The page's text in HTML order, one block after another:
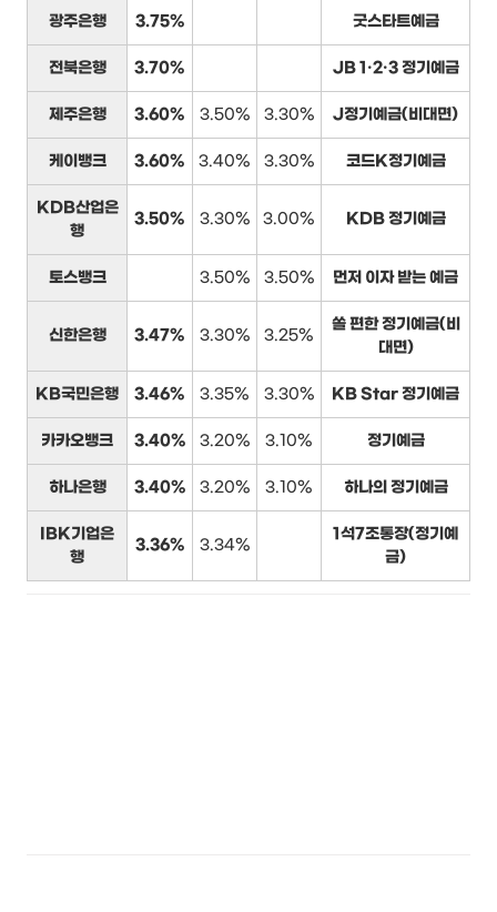
광주은행 3.75% 굿스타트예금
전북은행 3.70% JB 1·2·3 정기예금
제주은행 3.60% 3.50% 3.30% J정기예금(비대면)
케이뱅크 3.60% 3.40% 3.30% 코드K정기예금
KDB산업은
행
3.50% 3.30% 3.00% KDB 정기예금
토스뱅크 3.50% 3.50% 먼저 이자 받는 예금
신한은행 3.47% 3.30% 3.25%
쏠 편한 정기예금(비
대면)
KB국민은행 3.46% 3.35% 3.30% KB Star 정기예금
카카오뱅크 3.40% 3.20% 3.10% 정기예금
하나은행 3.40% 3.20% 3.10% 하나의 정기예금
IBK기업은
행
3.36% 3.34%
1석7조통장(정기예
금)